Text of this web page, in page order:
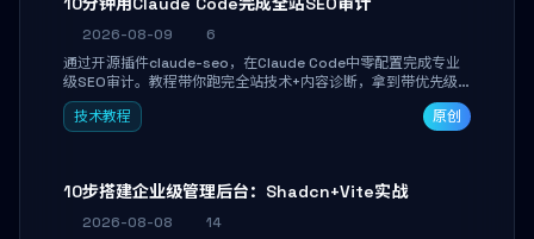
2026-08-09
6
通过开源插件claude-seo，在Claude Code中零配置完成专业
级SEO审计。教程带你跑完全站技术+内容诊断，拿到带优先级
和验证方法的可执行修复清单，适合独立开发者、SEO从业者和
站长快速上手。
技术教程 原创
10步搭建企业级管理后台：Shadcn+Vite实战
2026-08-08
14